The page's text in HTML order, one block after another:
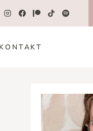
KONTAKT